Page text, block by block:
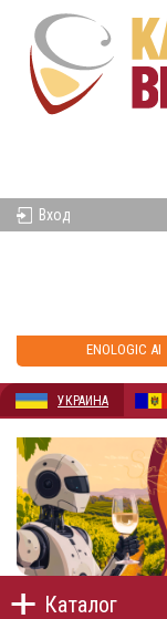
Вход
ENOLOGIC AI
УКРАИНА
Каталог